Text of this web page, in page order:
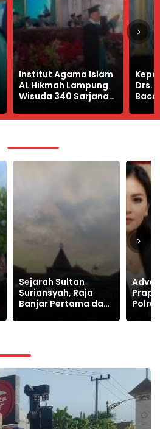
Kepala Dinas PMPTSP
Drs. Nuryadin
Bacakan Sambutan
Wisuda IAI Al Hikmah
Libur
Advokat Rikha
Praperadilankan
Polres Mojokerto:
Film